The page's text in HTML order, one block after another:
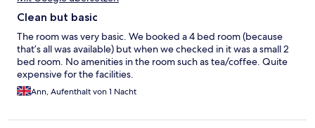
Clean but basic
The room was very basic. We booked a 4 bed room (because
that’s all was available) but when we checked in it was a small 2
bed room. No amenities in the room such as tea/coffee. Quite
expensive for the facilities.
Ann, Aufenthalt von 1 Nacht